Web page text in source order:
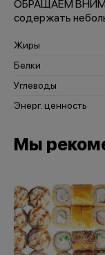
ОБРАЩАЕМ
содержать
Жиры
Белки
Углеводы
Энерг. ценность
Мы